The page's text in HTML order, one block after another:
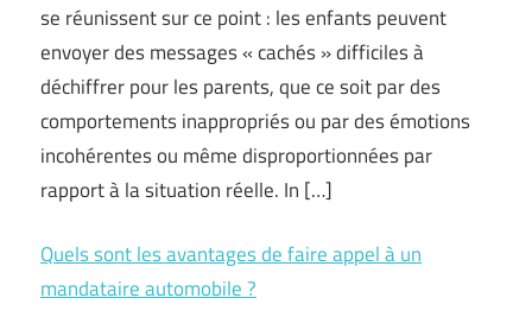
se réunissent sur ce point : les enfants peuvent
envoyer des messages « cachés » difficiles à
déchiffrer pour les parents, que ce soit par des
comportements inappropriés ou par des émotions
incohérentes ou même disproportionnées par
rapport à la situation réelle. In […]
Quels sont les avantages de faire appel à un
mandataire automobile ?